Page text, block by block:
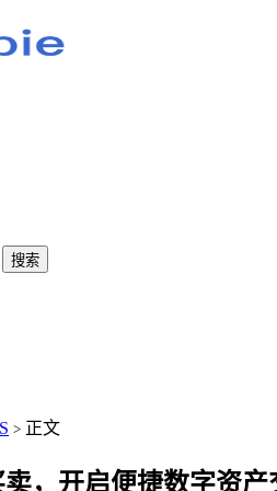
搜索
> 正文
，开启便捷数字资